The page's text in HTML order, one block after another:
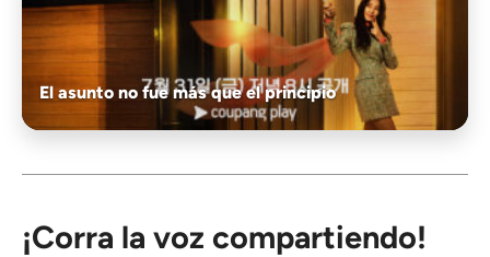
El asunto no fue más que el principio
¡Corra la voz compartiendo!